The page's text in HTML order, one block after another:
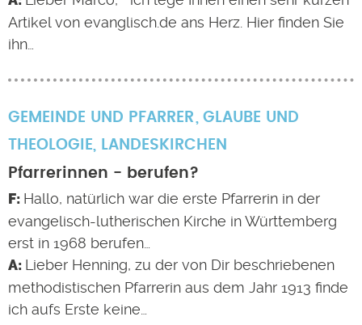
Artikel von evanglisch.de ans Herz. Hier finden Sie
ihn…
GEMEINDE UND PFARRER
GLAUBE UND
THEOLOGIE, LANDESKIRCHEN
Pfarrerinnen - berufen?
Hallo, natürlich war die erste Pfarrerin in der
evangelisch-lutherischen Kirche in Württemberg
erst in 1968 berufen…
Lieber Henning, zu der von Dir beschriebenen
methodistischen Pfarrerin aus dem Jahr 1913 finde
ich aufs Erste keine…